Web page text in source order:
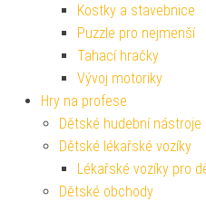
Kostky a stavebnice
Puzzle pro nejmenší
Tahací hračky
Vývoj motoriky
Hry na profese
Dětské hudební nástroje
Dětské lékařské vozíky
Lékařské vozíky pro
Dětské obchody